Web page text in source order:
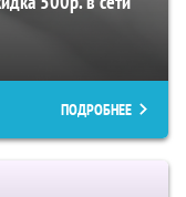
ПОДРОБНЕЕ